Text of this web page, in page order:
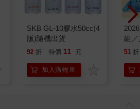
SKB GL-10膠水50cc(4
版)隨機出貨
92 折 特價 11 元
加入購物車
組
51 折